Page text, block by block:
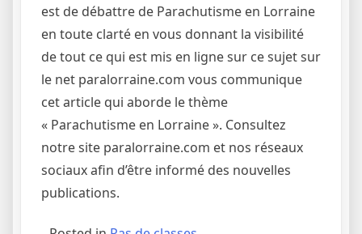
est de débattre de Parachutisme en Lorraine
en toute clarté en vous donnant la visibilité
de tout ce qui est mis en ligne sur ce sujet sur
le net paralorraine.com vous communique
cet article qui aborde le thème
« Parachutisme en Lorraine ». Consultez
notre site paralorraine.com et nos réseaux
sociaux afin d’être informé des nouvelles
publications.